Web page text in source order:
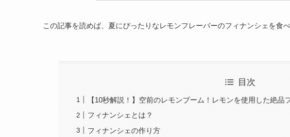
この記事を読めば、夏にぴったりなレモンフレーバーのフィナンシェを食
目次
【10秒解説！】空前のレモンブーム！レモンを使用した絶品
フィナンシェとは？
フィナンシェの作り方